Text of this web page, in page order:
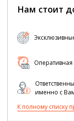
Нам стоит
именно с
К полному списку